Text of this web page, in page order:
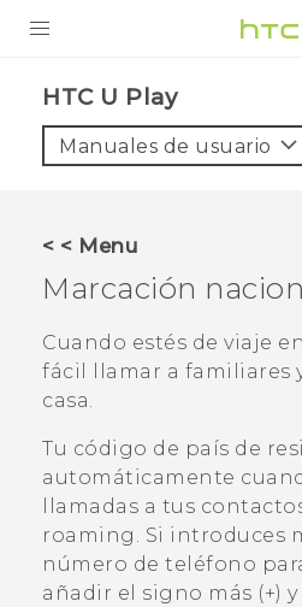
VIVE
AYUDA
HTC U Play‎
Manuales de usuario
< < Menu
Marcación
Cuando estés de viaje
fácil llamar a familiares
casa.
Tu código de país de
automáticamente
llamadas a tus
roaming. Si introduces
número de teléfono
añadir el signo más (+)